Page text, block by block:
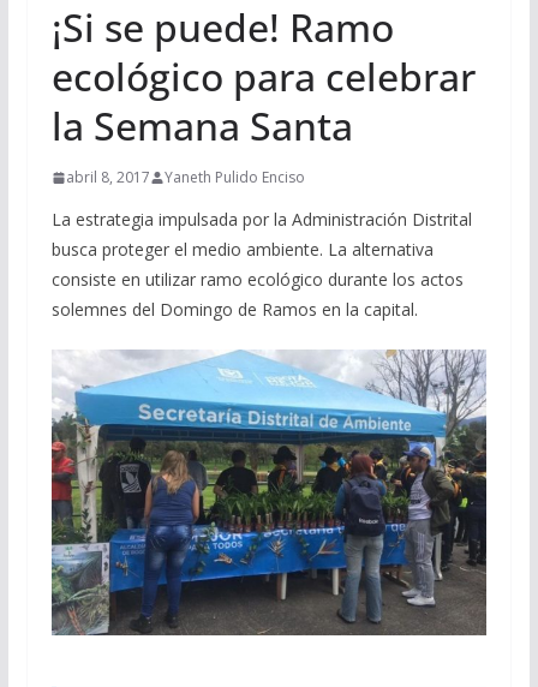
¡Si se puede! Ramo
ecológico para celebrar
la Semana Santa
abril 8, 2017 Yaneth Pulido Enciso
La estrategia impulsada por la Administración Distrital
busca proteger el medio ambiente. La alternativa
consiste en utilizar ramo ecológico durante los actos
solemnes del Domingo de Ramos en la capital.